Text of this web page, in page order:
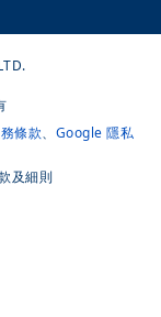
條款、 Google 隱私
及細則